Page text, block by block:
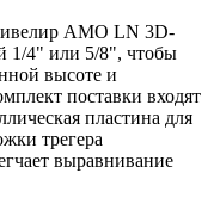
AMO LN 3D-
1/4" или 5/8", чтобы
высоте и
поставки входят
пластина для
трегера
выравнивание